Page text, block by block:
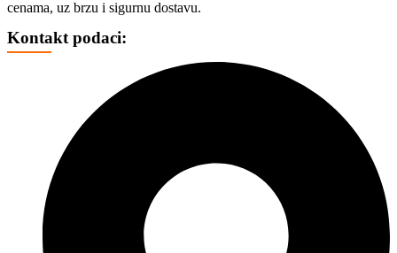
FOTO, DRONOVI I OPREMA
KUTIJE I KESICE
cenama, uz brzu i sigurnu dostavu.
Kontakt podaci: